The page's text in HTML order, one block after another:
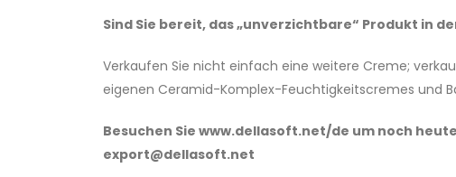
Sind Sie bereit, das „unverzichtbare“ Produkt in
Verkaufen Sie nicht einfach eine weitere Creme;
eigenen Ceramid-Komplex-Feuchtigkeitscremes und
Besuchen Sie www.dellasoft.net/de um noch
export@dellasoft.net